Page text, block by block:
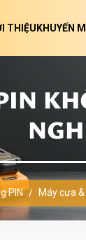
THIỆUKHUYẾN
PIN / Máy cưa